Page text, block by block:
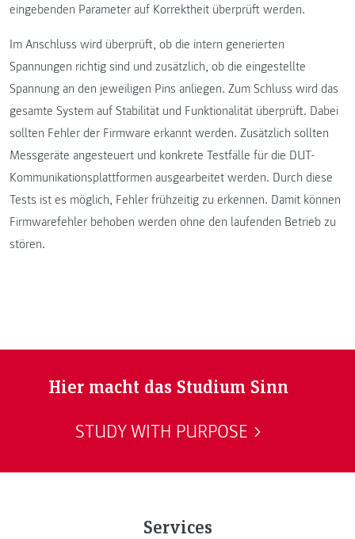
eingebenden Parameter auf Korrektheit überprüft werden.
Im Anschluss wird überprüft, ob die intern generierten
Spannungen richtig sind und zusätzlich, ob die eingestellte
Spannung an den jeweiligen Pins anliegen. Zum Schluss wird das
gesamte System auf Stabilität und Funktionalität überprüft. Dabei
sollten Fehler der Firmware erkannt werden. Zusätzlich sollten
Messgeräte angesteuert und konkrete Testfälle für die DUT-
Kommunikationsplattformen ausgearbeitet werden. Durch diese
Tests ist es möglich, Fehler frühzeitig zu erkennen. Damit können
Firmwarefehler behoben werden ohne den laufenden Betrieb zu
stören.
Hier macht das Studium Sinn
STUDY WITH PURPOSE
Services